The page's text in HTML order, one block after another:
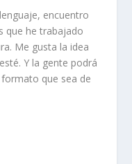
encuentro
que he trabajado
Me gusta la idea
Y la gente podrá
que sea de